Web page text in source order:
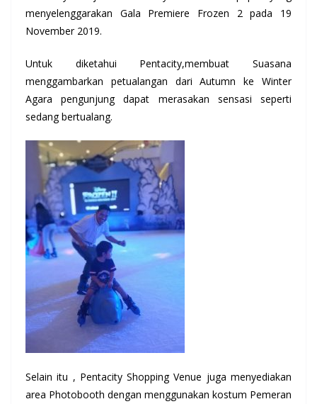
menyelenggarakan Gala Premiere Frozen 2 pada 19
November 2019.
Untuk diketahui Pentacity,membuat Suasana
menggambarkan petualangan dari Autumn ke Winter
Agara pengunjung dapat merasakan sensasi seperti
sedang bertualang.
Selain itu , Pentacity Shopping Venue juga menyediakan
area Photobooth dengan menggunakan kostum Pemeran